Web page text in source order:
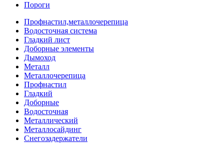
Пороги
Профнастил,металлочерепица
Водосточная система
Гладкий лист
Доборные элементы
Дымоход
Металл
Металлочерепица
Профнастил
Гладкий
Доборные
Водосточная
Металлический
Металлосайдинг
Снегозадержатели